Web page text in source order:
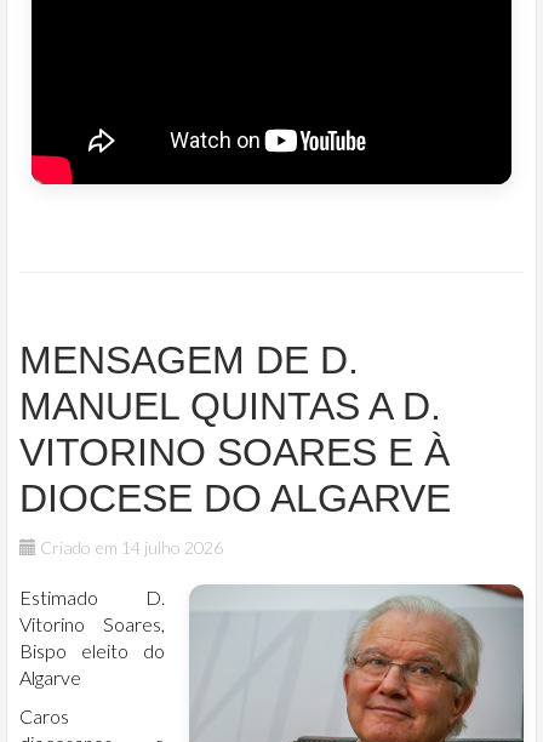
MENSAGEM DE D.
MANUEL QUINTAS A D.
VITORINO SOARES E À
DIOCESE DO ALGARVE
Criado em 14 julho 2026
Estimado D.
Vitorino Soares,
Bispo eleito do
Algarve
Caros